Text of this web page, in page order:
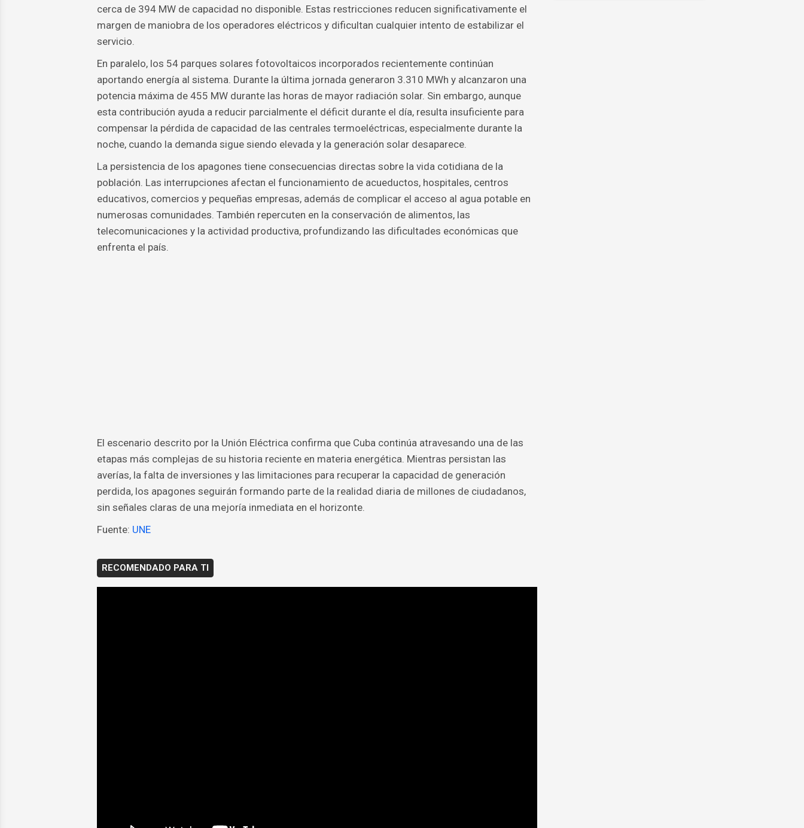
cerca de 394 MW de capacidad no disponible. Estas restricciones reducen significativamente el
margen de maniobra de los operadores eléctricos y dificultan cualquier intento de estabilizar el
servicio.
En paralelo, los 54 parques solares fotovoltaicos incorporados recientemente continúan
aportando energía al sistema. Durante la última jornada generaron 3.310 MWh y alcanzaron una
potencia máxima de 455 MW durante las horas de mayor radiación solar. Sin embargo, aunque
esta contribución ayuda a reducir parcialmente el déficit durante el día, resulta insuficiente para
compensar la pérdida de capacidad de las centrales termoeléctricas, especialmente durante la
noche, cuando la demanda sigue siendo elevada y la generación solar desaparece.
La persistencia de los apagones tiene consecuencias directas sobre la vida cotidiana de la
población. Las interrupciones afectan el funcionamiento de acueductos, hospitales, centros
educativos, comercios y pequeñas empresas, además de complicar el acceso al agua potable en
numerosas comunidades. También repercuten en la conservación de alimentos, las
telecomunicaciones y la actividad productiva, profundizando las dificultades económicas que
enfrenta el país.
El escenario descrito por la Unión Eléctrica confirma que Cuba continúa atravesando una de las
etapas más complejas de su historia reciente en materia energética. Mientras persistan las
averías, la falta de inversiones y las limitaciones para recuperar la capacidad de generación
perdida, los apagones seguirán formando parte de la realidad diaria de millones de ciudadanos,
sin señales claras de una mejoría inmediata en el horizonte.
Fuente: UNE
RECOMENDADO PARA TI